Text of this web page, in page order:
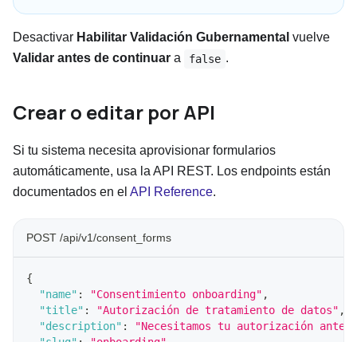
Desactivar Habilitar Validación Gubernamental vuelve
Validar antes de continuar a false .
Crear o editar por API
Si tu sistema necesita aprovisionar formularios
automáticamente, usa la API REST. Los endpoints están
documentados en el API Reference.
POST /api/v1/consent_forms
{
"name" : "Consentimiento onboarding" ,
"title" : "Autorización de tratamiento de datos" ,
"description" :
"Necesitamos tu autorización